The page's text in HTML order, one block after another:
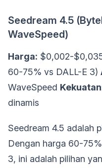
Seedream 4.5
WaveSpeed)
Harga: $0,002-
60-75% vs DALL-E 3)
WaveSpeed
dinamis
Seedream 4.5 adalah
Dengan harga 60-
3, ini adalah pilihan